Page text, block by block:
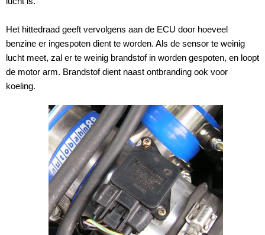
Het hittedraad geeft vervolgens aan de ECU door hoeveel
benzine er ingespoten dient te worden. Als de sensor te weinig
lucht meet, zal er te weinig brandstof in worden gespoten, en loopt
de motor arm. Brandstof dient naast ontbranding ook voor
koeling.